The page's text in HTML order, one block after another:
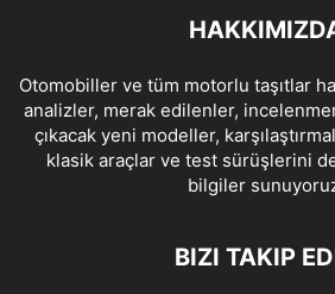
Otomobiller ve tüm motorlu taşıtlar
analizler, merak edilenler,
çıkacak yeni modeller,
klasik araçlar ve test sürüşlerini
bilgiler
BIZI TAKIP